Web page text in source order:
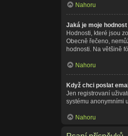
Nahoru
Jaká je moje
Hodnosti, které jsou
Obecně řečeno,
hodnosti. Na většině
Nahoru
Když chci poslat
Jen registrovaní
systému anonymními
Nahoru